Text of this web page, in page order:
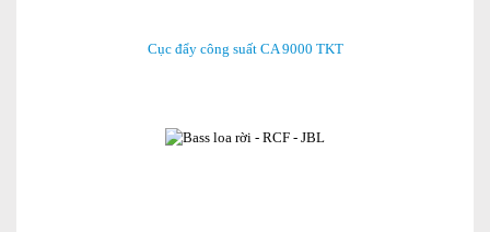
Cục đẩy công suất CA 9000 TKT